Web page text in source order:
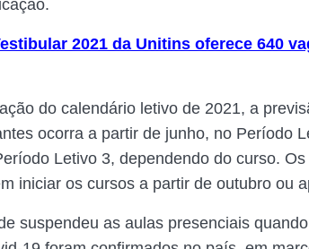
2021 da Unitins oferece 640
do calendário letivo de 2021, a
ocorra a partir de junho, no Período
Letivo 3, dependendo do curso.
iniciar os cursos a partir de outubro ou
suspendeu as aulas presenciais